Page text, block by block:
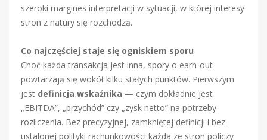
szeroki margines interpretacji w sytuacji, w której interesy
stron z natury się rozchodzą.
Co najczęściej staje się ogniskiem sporu
Choć każda transakcja jest inna, spory o earn-out
powtarzają się wokół kilku stałych punktów. Pierwszym
jest definicja wskaźnika — czym dokładnie jest
„EBITDA”, „przychód” czy „zysk netto” na potrzeby
rozliczenia. Bez precyzyjnej, zamkniętej definicji i bez
ustalonej polityki rachunkowości każda ze stron policzy